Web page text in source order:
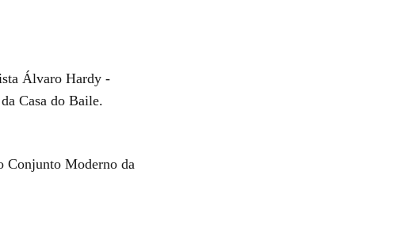
Álvaro Hardy -
Casa do Baile.
Conjunto Moderno da